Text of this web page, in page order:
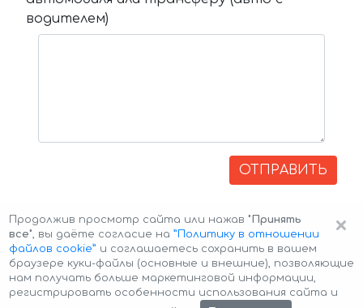
водителем)
ОТПРАВИТЬ
×
Продолжив просмотр сайта или нажав "Принять
все", вы даёте согласие на ”Политику в отношении
файлов cookie” и соглашаетесь сохранить в вашем
браузере куки-файлы (основные и внешние), позволяющие
нам получать больше маркетинговой информации,
регистрировать особенности использования сайта и